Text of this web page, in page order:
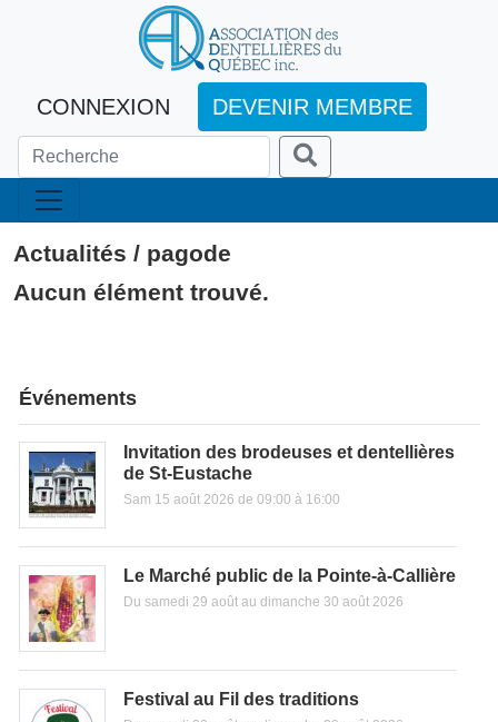
CONNEXION DEVENIR MEMBRE
Actualités / pagode
Aucun élément trouvé.
Événements
Invitation des brodeuses et dentellières
de St-Eustache
Sam 15 août 2026 de 09:00 à 16:00
Le Marché public de la Pointe-à-Callière
Du samedi 29 août au dimanche 30 août 2026
Festival au Fil des traditions